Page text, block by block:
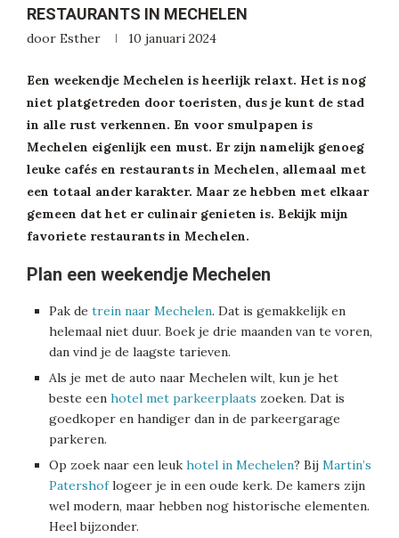
RESTAURANTS IN MECHELEN
door Esther 10 januari 2024
Een weekendje Mechelen is heerlijk relaxt. Het is nog
niet platgetreden door toeristen, dus je kunt de stad
in alle rust verkennen. En voor smulpapen is
Mechelen eigenlijk een must. Er zijn namelijk genoeg
leuke cafés en restaurants in Mechelen, allemaal met
een totaal ander karakter. Maar ze hebben met elkaar
gemeen dat het er culinair genieten is. Bekijk mijn
favoriete restaurants in Mechelen.
Plan een weekendje Mechelen
Pak de trein naar Mechelen. Dat is gemakkelijk en
helemaal niet duur. Boek je drie maanden van te voren,
dan vind je de laagste tarieven.
Als je met de auto naar Mechelen wilt, kun je het
beste een hotel met parkeerplaats zoeken. Dat is
goedkoper en handiger dan in de parkeergarage
parkeren.
Op zoek naar een leuk hotel in Mechelen? Bij Martin’s
Patershoflogeer je in een oude kerk. De kamers zijn
wel modern, maar hebben nog historische elementen.
Heel bijzonder.